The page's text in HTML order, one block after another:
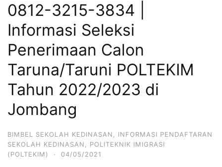
0812-3215-3834 |
Informasi Seleksi
Penerimaan Calon
Taruna/Taruni POLTEKIM
Tahun 2022/2023 di
Jombang
BIMBEL SEKOLAH KEDINASAN
INFORMASI PENDAFTARAN
SEKOLAH KEDINASAN
POLITEKNIK IMIGRASI
(POLTEKIM)
· 04/05/2021